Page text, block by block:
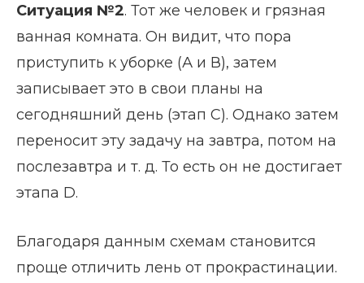
Ситуация №2. Тот же человек и грязная
ванная комната. Он видит, что пора
приступить к уборке (А и В), затем
записывает это в свои планы на
сегодняшний день (этап С). Однако затем
переносит эту задачу на завтра, потом на
послезавтра и т. д. То есть он не достигает
этапа D.
Благодаря данным схемам становится
проще отличить лень от прокрастинации.